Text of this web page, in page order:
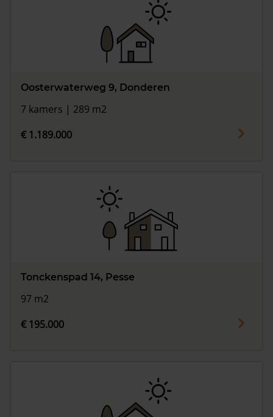
Oosterwaterweg 9, Donderen
7 kamers | 289 m2
€ 1.189.000
Tonckenspad 14, Pesse
97 m2
€ 195.000